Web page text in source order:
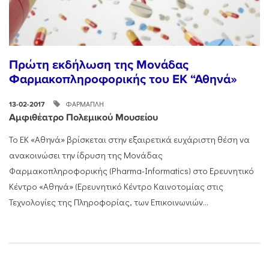
Πρώτη εκδήλωση της Μονάδας
Φαρμακοπληροφορικής του ΕΚ “Αθηνά»
13-02-2017 ΦΑΡΜΑΠΛΗ
Αμφιθέατρο Πολεμικού Μουσείου
Το ΕΚ «Αθηνά» βρίσκεται στην εξαιρετικά ευχάριστη θέση να
ανακοινώσει την ίδρυση της Μονάδας
Φαρμακοπληροφορικής (Pharma-Informatics) στο Ερευνητικό
Κέντρο «Αθηνά» (Ερευνητικό Κέντρο Καινοτομίας στις
Τεχνολογίες της Πληροφορίας, των Επικοινωνιών...